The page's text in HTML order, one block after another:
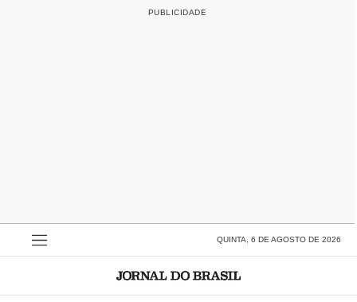
QUINTA, 6 DE AGOSTO DE 2026